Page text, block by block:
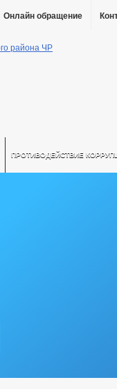
Онлайн обращение
ПРОТИВОДЕЙСТВИЕ